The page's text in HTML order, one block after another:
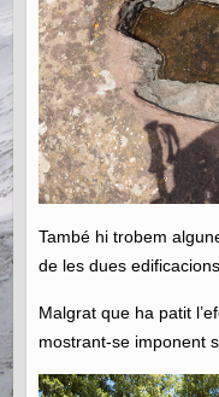
També hi trobem
de les dues edificacions.
Malgrat que ha patit
mostrant-se imponent